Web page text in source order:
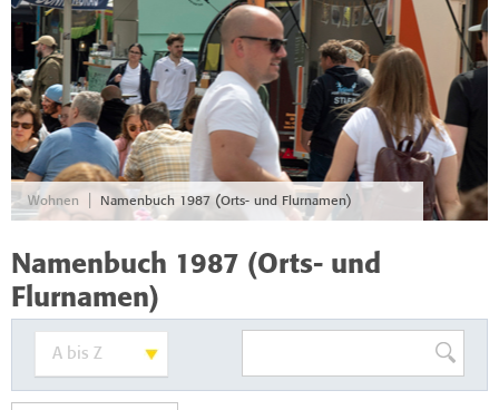
Wohnen Namenbuch 1987 (Orts- und Flurnamen)
Namenbuch 1987 (Orts- und
Flurnamen)